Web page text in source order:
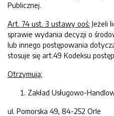
Publicznej.
Art. 74 ust. 3 ustawy ooś: Jeżeli
sprawie wydania decyzji o
lub innego postępowania
stosuje się art.49 Kodeksu
Otrzymują:
Zakład Usługowo-
ul. Pomorska 49, 84-252 Orle